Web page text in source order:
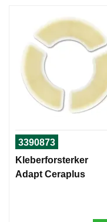
3390873
Kleberforsterker
Adapt Ceraplus